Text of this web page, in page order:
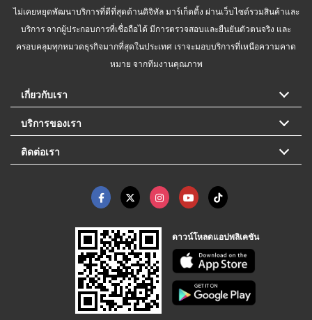
ไม่เคยหยุดพัฒนาบริการที่ดีที่สุดด้านดิจิทัล มาร์เก็ตติ้ง ผ่านเว็บไซต์รวมสินค้าและ
บริการ จากผู้ประกอบการที่เชื่อถือได้ มีการตรวจสอบและยืนยันตัวตนจริง และ
ครอบคลุมทุกหมวดธุรกิจมากที่สุดในประเทศ เราจะมอบบริการที่เหนือความคาด
หมาย จากทีมงานคุณภาพ
เกี่ยวกับเรา
บริการของเรา
ติดต่อเรา
ดาวน์โหลดแอปพลิเคชัน